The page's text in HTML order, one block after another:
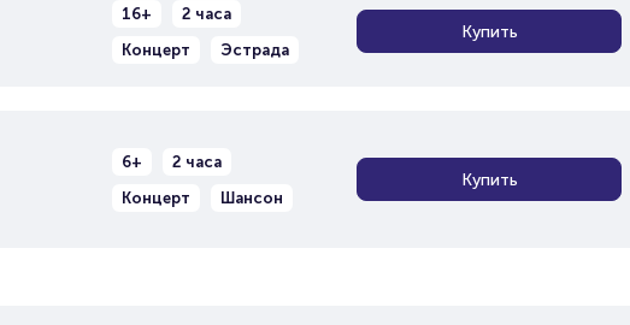
16+
2 часа
Концерт
Эстрада
Купить
6+
2 часа
Концерт
Шансон
Купить